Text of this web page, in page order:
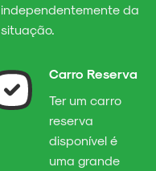
independentemente da
situação.
Carro Reserva
Ter um carro
reserva
disponível é
uma grande